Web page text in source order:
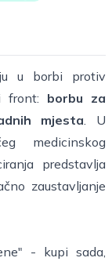
u borbi protiv
front: borbu za
mjesta. U
medicinskog
predstavlja
zaustavljanje
- kupi sada,